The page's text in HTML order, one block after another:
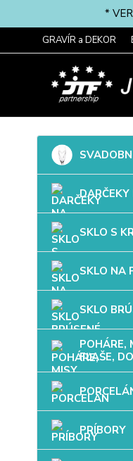
*
GRAVÍR a DEKOR
DARČEKY
SKLO S
SKLO NA
SKLO
POHÁRE,
FĽAŠE,
PRÍBORY